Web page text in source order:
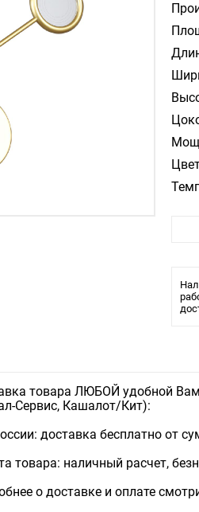
товара ЛЮБОЙ удобной
Сервис, Кашалот/Кит):
доставка бесплатно от
товара: наличный расчет,
о доставке и оплате